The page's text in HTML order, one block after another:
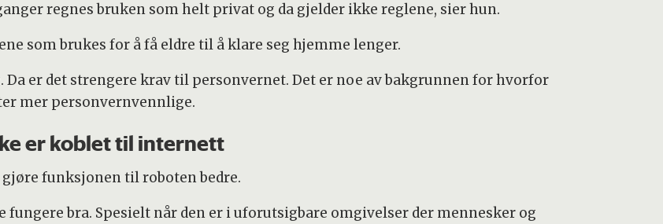
regnes bruken som helt privat og da gjelder ikke reglene, sier hun.
som brukes for å få eldre til å klare seg hjemme lenger.
er det strengere krav til personvernet. Det er noe av bakgrunnen for hvorfor
mer personvernvennlige.
er koblet til internett
funksjonen til roboten bedre.
fungere bra. Spesielt når den er i uforutsigbare omgivelser der mennesker og